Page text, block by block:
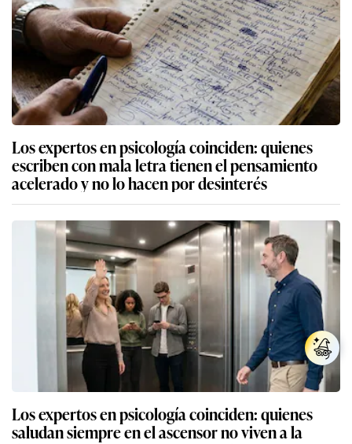
Los expertos en psicología coinciden: quienes
escriben con mala letra tienen el pensamiento
acelerado y no lo hacen por desinterés
Los expertos en psicología coinciden: quienes
saludan siempre en el ascensor no viven a la